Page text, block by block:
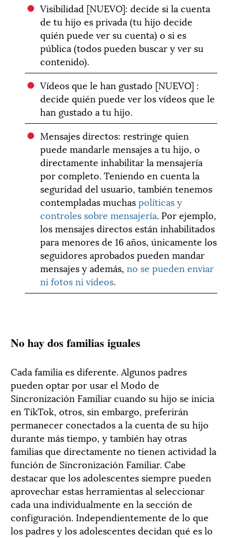
Visibilidad [NUEVO]: decide si la cuenta
de tu hijo es privada (tu hijo decide
quién puede ver su cuenta) o si es
pública (todos pueden buscar y ver su
contenido).
Vídeos que le han gustado [NUEVO] :
decide quién puede ver los vídeos que le
han gustado a tu hijo.
Mensajes directos: restringe quien
puede mandarle mensajes a tu hijo, o
directamente inhabilitar la mensajería
por completo. Teniendo en cuenta la
seguridad del usuario, también tenemos
contempladas muchaspolíticas y
controles sobre mensajería. Por ejemplo,
los mensajes directos están inhabilitados
para menores de 16 años, únicamente los
seguidores aprobados pueden mandar
mensajes y además,no se pueden enviar
ni fotos ni vídeos.
No hay dos familias iguales
Cada familia es diferente. Algunos padres
pueden optar por usar el Modo de
Sincronización Familiar cuando su hijo se inicia
en TikTok, otros, sin embargo, preferirán
permanecer conectados a la cuenta de su hijo
durante más tiempo, y también hay otras
familias que directamente no tienen actividad la
función de Sincronización Familiar. Cabe
destacar que los adolescentes siempre pueden
aprovechar estas herramientas al seleccionar
cada una individualmente en la sección de
configuración. Independientemente de lo que
los padres y los adolescentes decidan qué es lo